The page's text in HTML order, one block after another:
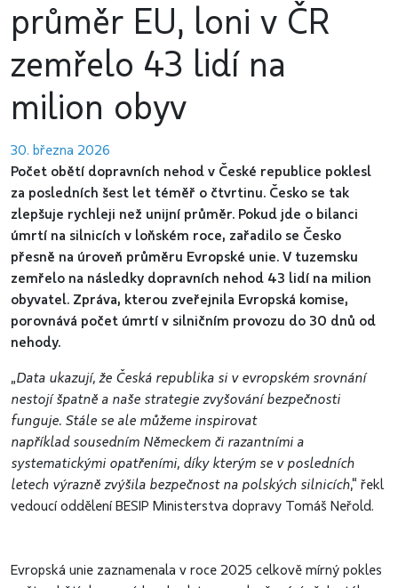
průměr EU, loni v ČR
zemřelo 43 lidí na
milion obyv
30. března 2026
Počet obětí dopravních nehod v České republice poklesl
za posledních šest let téměř o čtvrtinu. Česko se tak
zlepšuje rychleji než unijní průměr. Pokud jde o bilanci
úmrtí na silnicích v loňském roce, zařadilo se Česko
přesně na úroveň průměru Evropské unie. V tuzemsku
zemřelo na následky dopravních nehod 43 lidí na milion
obyvatel. Zpráva, kterou zveřejnila Evropská komise,
porovnává počet úmrtí v silničním provozu do 30 dnů od
nehody.
„Data ukazují, že Česká republika si v evropském srovnání
nestojí špatně a naše strategie zvyšování bezpečnosti
funguje. Stále se ale můžeme inspirovat
například sousedním Německem či razantními a
systematickými opatřeními, díky kterým se v posledních
letech výrazně zvýšila bezpečnost na polských silnicích,“ řekl
vedoucí oddělení BESIP Ministerstva dopravy Tomáš Neřold.
Evropská unie zaznamenala v roce 2025 celkově mírný pokles